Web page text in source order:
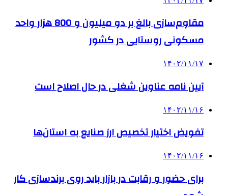
مقاوم‌سازی بالغ بر دو میلیون و 800 هزار واحد
مسکونی روستایی در کشور
۱۴۰۲/۱۱/۱۷
آیین نامه عناوین شغلی در حال اصلاح است
۱۴۰۲/۱۱/۱۶
تفویض اختیار تخصیص ارز صنایع به استان‌ها
۱۴۰۲/۱۱/۱۶
برای حضور و رقابت در بازار باید روی برندسازی کار